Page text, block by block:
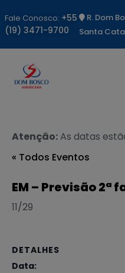
Fale Conosco: +55
(19) 3471-9700
R. Dom
Santa
Atenção:As datas
« Todos Eventos
EM – Previsão 2ª
11/29
DETALHES
Data: